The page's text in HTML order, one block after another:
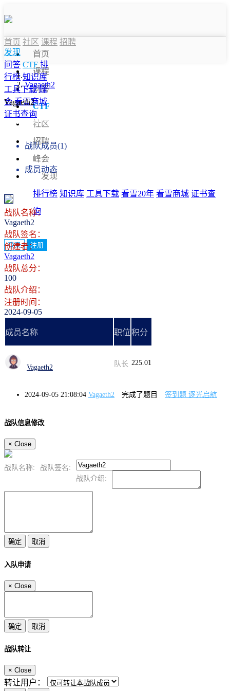
首页
课程
问答
CTF
社区
招聘
峰会
发现
排行榜 知识库 工具下载 看雪20年 看雪商城 证书查
询
登录 注册
首页 社区 课程 招聘
发现
问答 CTF 排
行榜 知识库
工具下载 峰
会 看雪商城
证书查询
Vagaeth2
Vagaeth2
战队信息
战队成员(1)
成员动态
战队名称：
Vagaeth2
战队签名：
创建者：
Vagaeth2
战队总分：
100
战队介绍：
注册时间：
2024-09-05
成员名称 职位积分
Vagaeth2 队长 225.01
2024-09-05 21:08:04 Vagaeth2 完成了题目 签到题 逐光启航
战队信息修改
× Close
战队名称:
战队签名:
战队介绍:
入队申请
× Close
战队转让
× Close
转让用户：